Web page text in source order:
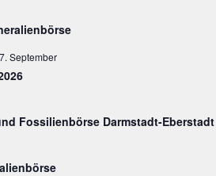
7. September
Fossilienbörse Darmstadt-Eberstadt